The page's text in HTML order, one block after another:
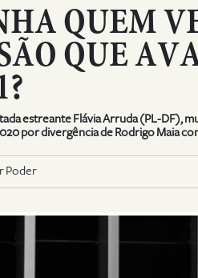
QUEM
QUE
estreante Flávia Arruda (PL-DF),
por divergência de Rodrigo Maia
Poder